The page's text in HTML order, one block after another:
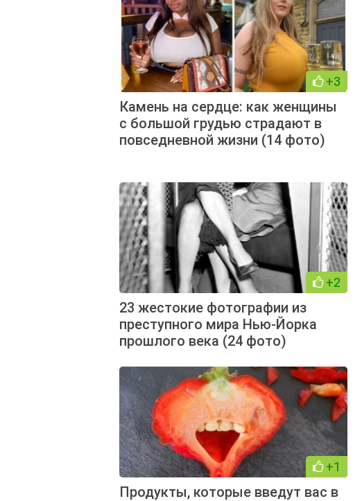
+3
Камень на сердце: как женщины
с большой грудью страдают в
повседневной жизни (14 фото)
+2
23 жестокие фотографии из
преступного мира Нью-Йорка
прошлого века (24 фото)
+1
Продукты, которые введут вас в